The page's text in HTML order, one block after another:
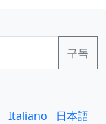
Italiano
日本語